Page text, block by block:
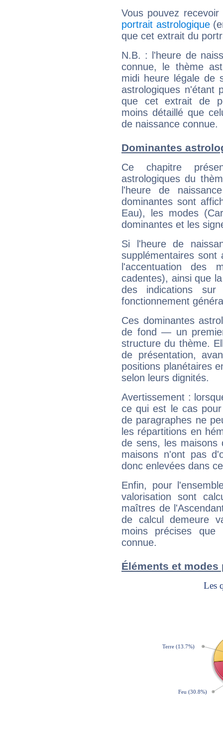
Vous pouvez
portrait astrologique
que cet extrait du
N.B. : l'heure de
connue, le thème
midi heure légale de
astrologiques n'étant
que cet extrait de
moins détaillé que
de naissance connue.
Dominantes
Ce chapitre
astrologiques du
l'heure de
dominantes sont
Eau), les modes
dominantes et les
Si l'heure de
supplémentaires sont
l'accentuation des
cadentes), ainsi que
des indications sur
fonctionnement
Ces dominantes
de fond — un
structure du thème.
de présentation,
positions planétaires
selon leurs dignités.
Avertissement :
ce qui est le cas
de paragraphes ne
les répartitions en
de sens, les maisons
maisons n'ont pas
donc enlevées dans
Enfin, pour
valorisation sont
maîtres de
de calcul demeure
moins précises que
connue.
Éléments et modes